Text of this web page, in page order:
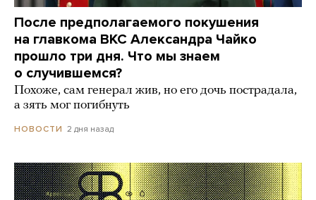
После предполагаемого покушения
на главкома ВКС Александра Чайко
прошло три дня. Что мы знаем
о случившемся?
Похоже, сам генерал жив, но его дочь пострадала,
а зять мог погибнуть
НОВОСТИ 2 дня назад